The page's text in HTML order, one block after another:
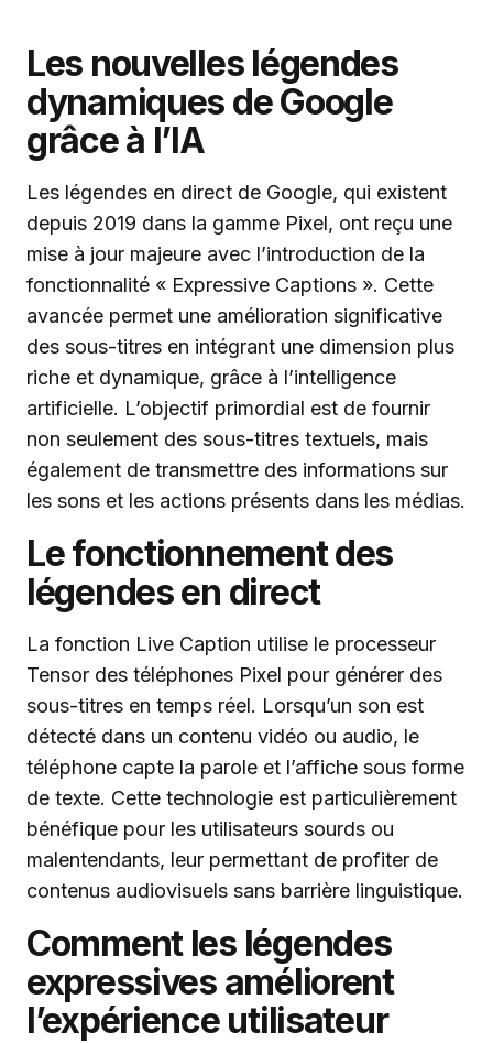
Les nouvelles légendes
dynamiques de Google
grâce à l’IA
Les légendes en direct de Google, qui existent
depuis 2019 dans la gamme Pixel, ont reçu une
mise à jour majeure avec l’introduction de la
fonctionnalité « Expressive Captions ». Cette
avancée permet une amélioration significative
des sous-titres en intégrant une dimension plus
riche et dynamique, grâce à l’intelligence
artificielle. L’objectif primordial est de fournir
non seulement des sous-titres textuels, mais
également de transmettre des informations sur
les sons et les actions présents dans les médias.
Le fonctionnement des
légendes en direct
La fonction Live Caption utilise le processeur
Tensor des téléphones Pixel pour générer des
sous-titres en temps réel. Lorsqu’un son est
détecté dans un contenu vidéo ou audio, le
téléphone capte la parole et l’affiche sous forme
de texte. Cette technologie est particulièrement
bénéfique pour les utilisateurs sourds ou
malentendants, leur permettant de profiter de
contenus audiovisuels sans barrière linguistique.
Comment les légendes
expressives améliorent
l’expérience utilisateur